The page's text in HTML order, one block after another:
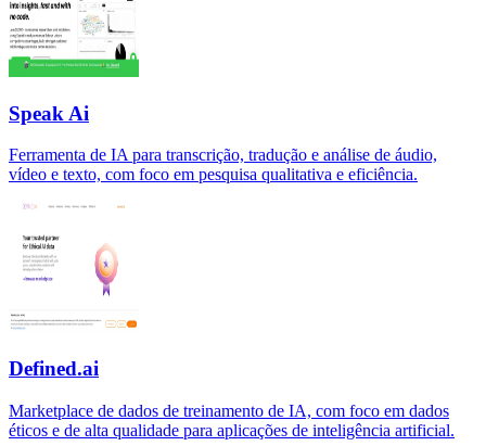
Speak Ai
Ferramenta de IA para transcrição, tradução e análise de áudio,
vídeo e texto, com foco em pesquisa qualitativa e eficiência.
Defined.ai
Marketplace de dados de treinamento de IA, com foco em dados
éticos e de alta qualidade para aplicações de inteligência artificial.